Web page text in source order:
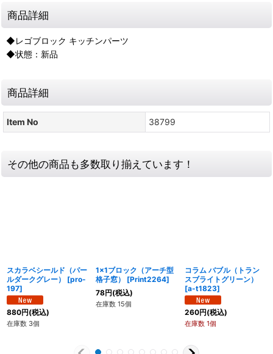
商品詳細
◆レゴブロック キッチンパーツ
◆状態：新品
商品詳細
Item No 38799
その他の商品も多数取り揃えています！
スカラベシールド（パー
ルダークグレー）
[pro-
197]
880円(税込)
在庫数 3個
1x1ブロック（アーチ型
格子窓）
[Print2264]
78円(税込)
在庫数 15個
コラム バブル（トラン
スブライトグリーン）
[a-t1823]
260円(税込)
在庫数 1個